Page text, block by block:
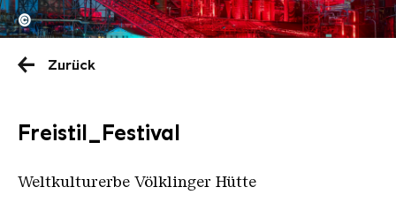
Copyright:
©
Zurück
Freistil_Festival
Weltkulturerbe Völklinger Hütte